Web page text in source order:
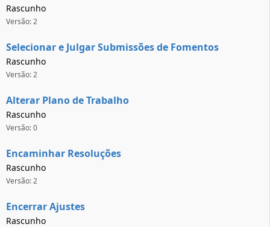
Rascunho
Versão: 2
Selecionar e Julgar Submissões de Fomentos
Rascunho
Versão: 2
Alterar Plano de Trabalho
Rascunho
Versão: 0
Encaminhar Resoluções
Rascunho
Versão: 2
Encerrar Ajustes
Rascunho